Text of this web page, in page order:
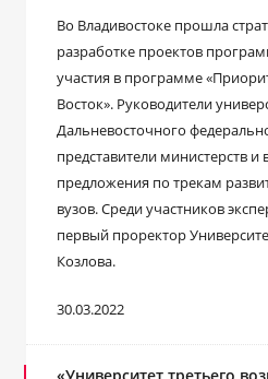
Во Владивостоке прошла
разработке проектов
участия в программе
Восток». Руководители
Дальневосточного
представители министерств и
предложения по трекам
вузов. Среди участников
первый проректор
Козлова.
30.03.2022